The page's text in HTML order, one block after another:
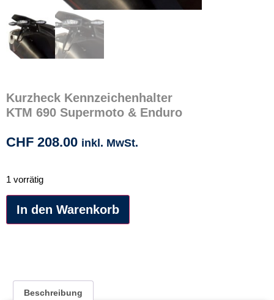
Kurzheck Kennzeichenhalter
KTM 690 Supermoto & Enduro
CHF 208.00 inkl. MwSt.
1 vorrätig
In den Warenkorb
Beschreibung